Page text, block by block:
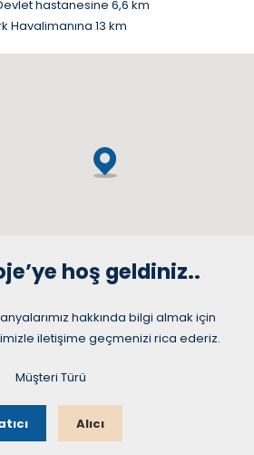
hastanesine 6,6 km
Havalimanına 13 km
hoş geldiniz..
hakkında bilgi almak için
iletişime geçmenizi rica ederiz.
Müşteri Türü
Alıcı